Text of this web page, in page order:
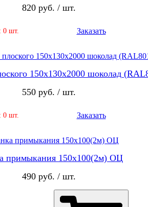
820 руб. / шт.
0 шт. Заказать
150х130х2000 шоколад
550 руб. / шт.
0 шт. Заказать
примыкания 150х100(2м) ОЦ
490 руб. / шт.